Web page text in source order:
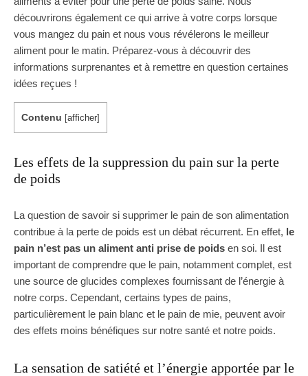
découvrirons également ce qui arrive à votre corps lorsque
vous mangez du pain et nous vous révélerons le meilleur
aliment pour le matin. Préparez-vous à découvrir des
informations surprenantes et à remettre en question certaines
idées reçues !
Contenu [afficher]
Les effets de la suppression du pain sur la perte
de poids
La question de savoir si supprimer le pain de son alimentation
contribue à la perte de poids est un débat récurrent. En effet, le
pain n’est pas un aliment anti prise de poids en soi. Il est
important de comprendre que le pain, notamment complet, est
une source de glucides complexes fournissant de l’énergie à
notre corps. Cependant, certains types de pains,
particulièrement le pain blanc et le pain de mie, peuvent avoir
des effets moins bénéfiques sur notre santé et notre poids.
La sensation de satiété et l’énergie apportée par le